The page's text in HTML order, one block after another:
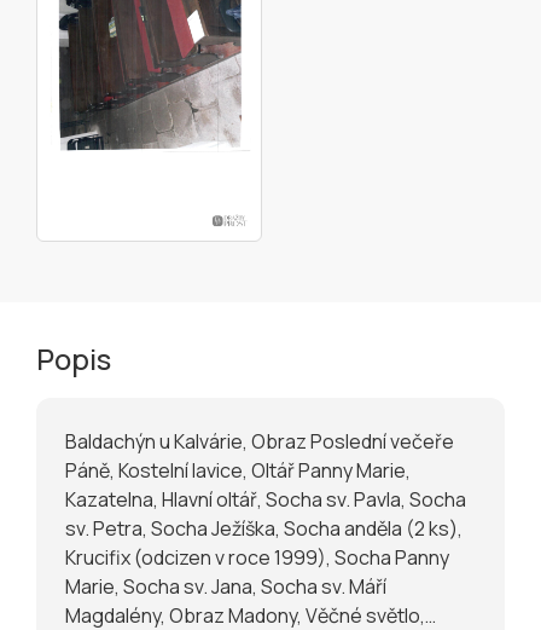
Popis
Baldachýn u Kalvárie, Obraz Poslední večeře
Páně, Kostelní lavice, Oltář Panny Marie,
Kazatelna, Hlavní oltář, Socha sv. Pavla, Socha
sv. Petra, Socha Ježíška, Socha anděla (2 ks),
Krucifix (odcizen v roce 1999), Socha Panny
Marie, Socha sv. Jana, Socha sv. Máří
Magdalény, Obraz Madony, Věčné světlo,